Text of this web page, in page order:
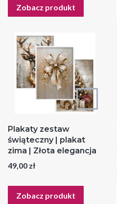
Zobacz produkt
Plakaty zestaw
świąteczny | plakat
zima | Złota elegancja
Cena
49,00 zł
Zobacz produkt